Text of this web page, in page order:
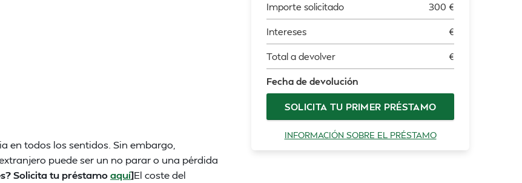
en todos los sentidos. Sin embargo,
puede ser un no parar o una pérdida
Solicita tu préstamoaquí]El coste del
Importe solicitado 300 €
Intereses €
Total a devolver €
Fecha de devolución
SOLICITA TU PRIMER PRÉSTAMO
INFORMACIÓN SOBRE EL PRÉSTAMO